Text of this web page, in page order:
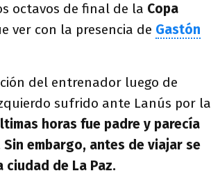
octavos de final de la Copa
ver con la presencia de Gastón
del entrenador luego de
sufrido ante Lanús por la
horas fue padre y parecía
Sin embargo, antes de viajar se
de La Paz.